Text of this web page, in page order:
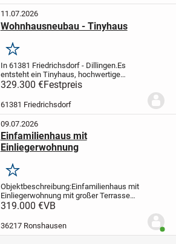
11.07.2026
Wohnhausneubau - Tinyhaus
Merken
In 61381 Friedrichsdorf - Dillingen.Es
entsteht ein Tinyhaus, hochwertige
Ausstattung, ruhige Wohnlage,
Grundstück ab 120 qm, Wohnfläche ab 61
qm, Kaufpreis ab 329.300
EURO015205157259
329.300 €Festpreis
61381 Friedrichsdorf
09.07.2026
Einfamilienhaus mit
Einliegerwohnung
Merken
Objektbeschreibung:Einfamilienhaus mit
Einliegerwohnung mit großer Terrasse
und Garten in Südlage.
Verkauf, ideal für Familie mit Kindern
und...
319.000 €VB
36217 Ronshausen